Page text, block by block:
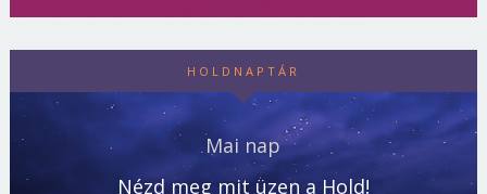
HOLDNAPTÁR
Mai nap
Nézd meg mit üzen a Hold!